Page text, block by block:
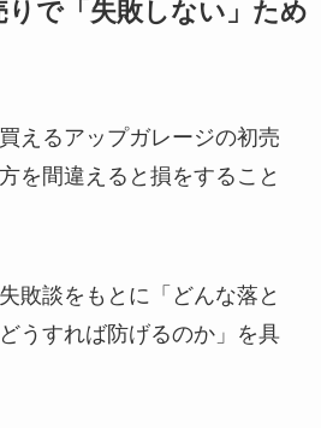
りで「失敗しない」ため
えるアップガレージの初売
を間違えると損をすること
敗談をもとに「どんな落と
うすれば防げるのか」を具